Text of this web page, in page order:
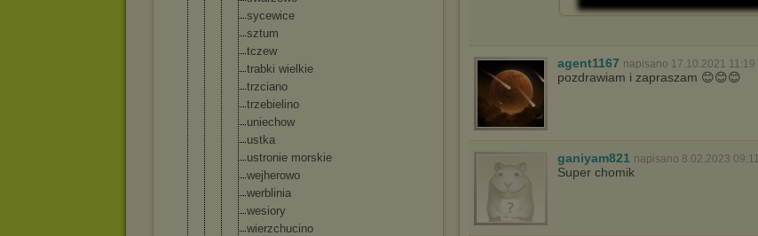
sycewice
sztum
tczew
trabki wielkie
trzciano
trzebiel ino
uniechow
ustka
ustronie morskie
wejherowo
werblinia
wesiory
wierzchucino
agent1167 napisano 17.10.2021 11:19
pozdrawiam i zapraszam 😊😊😊
ganiyam821 napisano 8.02.2023 09:11
Super chomik